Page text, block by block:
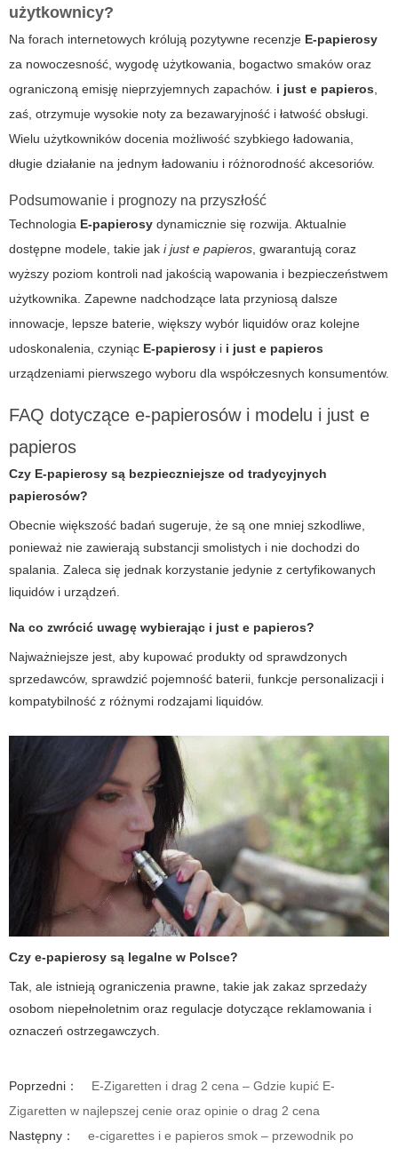
użytkownicy?
Na forach internetowych królują pozytywne recenzje E-papierosy
za nowoczesność, wygodę użytkowania, bogactwo smaków oraz
ograniczoną emisję nieprzyjemnych zapachów. i just e papieros,
zaś, otrzymuje wysokie noty za bezawaryjność i łatwość obsługi.
Wielu użytkowników docenia możliwość szybkiego ładowania,
długie działanie na jednym ładowaniu i różnorodność akcesoriów.
Podsumowanie i prognozy na przyszłość
Technologia E-papierosy dynamicznie się rozwija. Aktualnie
dostępne modele, takie jak i just e papieros, gwarantują coraz
wyższy poziom kontroli nad jakością wapowania i bezpieczeństwem
użytkownika. Zapewne nadchodzące lata przyniosą dalsze
innowacje, lepsze baterie, większy wybór liquidów oraz kolejne
udoskonalenia, czyniąc E-papierosy i i just e papieros
urządzeniami pierwszego wyboru dla współczesnych konsumentów.
FAQ dotyczące e-papierosów i modelu i just e
papieros
Czy E-papierosy są bezpieczniejsze od tradycyjnych
papierosów?
Obecnie większość badań sugeruje, że są one mniej szkodliwe,
ponieważ nie zawierają substancji smolistych i nie dochodzi do
spalania. Zaleca się jednak korzystanie jedynie z certyfikowanych
liquidów i urządzeń.
Na co zwrócić uwagę wybierając i just e papieros?
Najważniejsze jest, aby kupować produkty od sprawdzonych
sprzedawców, sprawdzić pojemność baterii, funkcje personalizacji i
kompatybilność z różnymi rodzajami liquidów.
Czy e-papierosy są legalne w Polsce?
Tak, ale istnieją ograniczenia prawne, takie jak zakaz sprzedaży
osobom niepełnoletnim oraz regulacje dotyczące reklamowania i
oznaczeń ostrzegawczych.
Poprzedni：
E-Zigaretten i drag 2 cena – Gdzie kupić E-
Zigaretten w najlepszej cenie oraz opinie o drag 2 cena
Następny：
e-cigarettes i e papieros smok – przewodnik po